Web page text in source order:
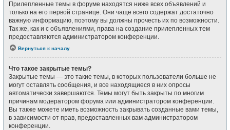
Прилепленные темы в форуме находятся ниже всех объявлений и
только на его первой странице. Они чаще всего содержат достаточно
важную информацию, поэтому вы должны прочесть их по возможности.
Так же, как и с объявлениями, права на создание прилепленных тем
предоставляются администратором конференции.
Вернуться к началу
Что такое закрытые темы?
Закрытые темы — это такие темы, в которых пользователи больше не
могут оставлять сообщения, и все находящиеся в них опросы
автоматически завершаются. Темы могут быть закрыты по многим
причинам модератором форума или администратором конференции.
Вы также можете иметь возможность закрывать созданные вами темы,
в зависимости от прав, предоставленных вам администратором
конференции.